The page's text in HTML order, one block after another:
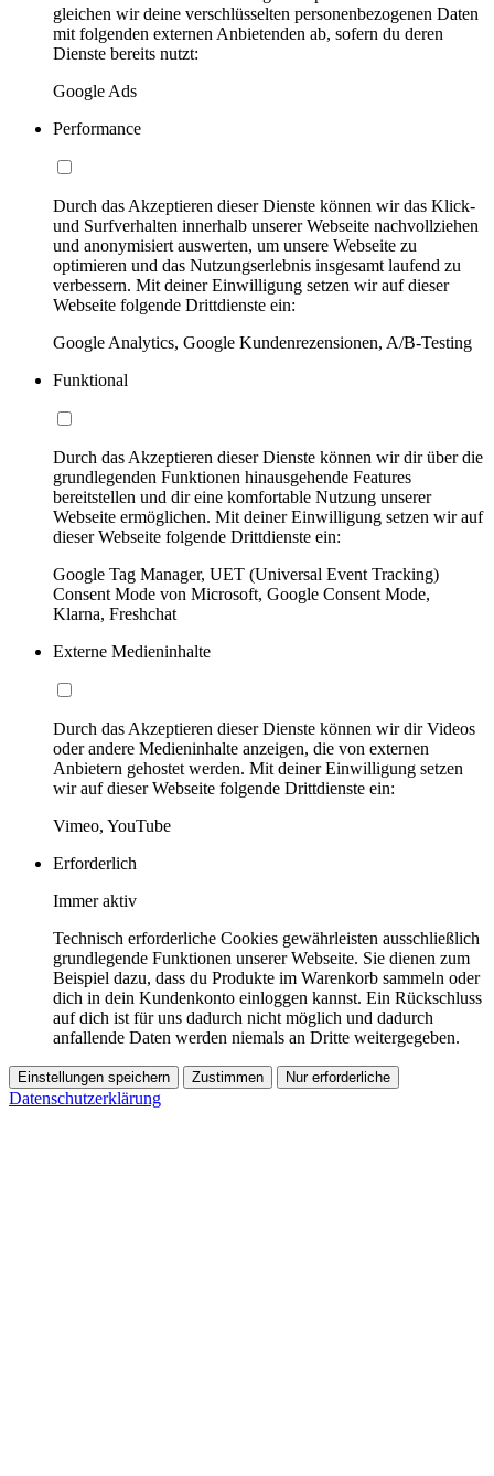
gleichen wir deine verschlüsselten personenbezogenen Daten
mit folgenden externen Anbietenden ab, sofern du deren
Dienste bereits nutzt:
Google Ads
Performance
Durch das Akzeptieren dieser Dienste können wir das Klick-
und Surfverhalten innerhalb unserer Webseite nachvollziehen
und anonymisiert auswerten, um unsere Webseite zu
optimieren und das Nutzungserlebnis insgesamt laufend zu
verbessern. Mit deiner Einwilligung setzen wir auf dieser
Webseite folgende Drittdienste ein:
Google Analytics, Google Kundenrezensionen, A/B-Testing
Funktional
Durch das Akzeptieren dieser Dienste können wir dir über die
grundlegenden Funktionen hinausgehende Features
bereitstellen und dir eine komfortable Nutzung unserer
Webseite ermöglichen. Mit deiner Einwilligung setzen wir auf
dieser Webseite folgende Drittdienste ein:
Google Tag Manager, UET (Universal Event Tracking)
Consent Mode von Microsoft, Google Consent Mode,
Klarna, Freshchat
Externe Medieninhalte
Durch das Akzeptieren dieser Dienste können wir dir Videos
oder andere Medieninhalte anzeigen, die von externen
Anbietern gehostet werden. Mit deiner Einwilligung setzen
wir auf dieser Webseite folgende Drittdienste ein:
Vimeo, YouTube
Erforderlich
Immer aktiv
Technisch erforderliche Cookies gewährleisten ausschließlich
grundlegende Funktionen unserer Webseite. Sie dienen zum
Beispiel dazu, dass du Produkte im Warenkorb sammeln oder
dich in dein Kundenkonto einloggen kannst. Ein Rückschluss
auf dich ist für uns dadurch nicht möglich und dadurch
anfallende Daten werden niemals an Dritte weitergegeben.
Einstellungen speichern Zustimmen Nur erforderliche
Datenschutzerklärung